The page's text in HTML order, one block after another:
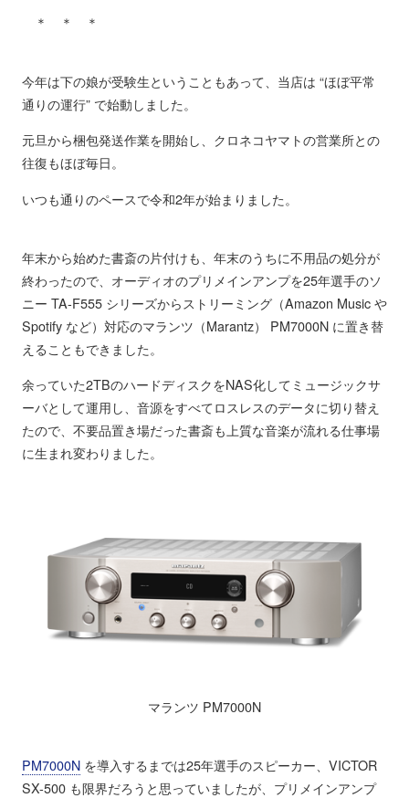
＊ ＊ ＊
今年は下の娘が受験生ということもあって、当店は “ほぼ平常
通りの運行” で始動しました。
元旦から梱包発送作業を開始し、クロネコヤマトの営業所との
往復もほぼ毎日。
いつも通りのペースで令和2年が始まりました。
年末から始めた書斎の片付けも、年末のうちに不用品の処分が
終わったので、オーディオのプリメインアンプを25年選手のソ
ニー TA-F555 シリーズからストリーミング（Amazon Music や
Spotify など）対応のマランツ（Marantz） PM7000N に置き替
えることもできました。
余っていた2TBのハードディスクをNAS化してミュージックサ
ーバとして運用し、音源をすべてロスレスのデータに切り替え
たので、不要品置き場だった書斎も上質な音楽が流れる仕事場
に生まれ変わりました。
マランツ PM7000N
PM7000Nを導入するまでは25年選手のスピーカー、VICTOR
SX-500 も限界だろうと思っていましたが、プリメインアンプ